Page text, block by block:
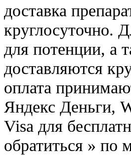
доставка
круглосуточно.
для потенции, а
доставляются
оплата
Яндекс Деньги,
Visa для
обратиться » по